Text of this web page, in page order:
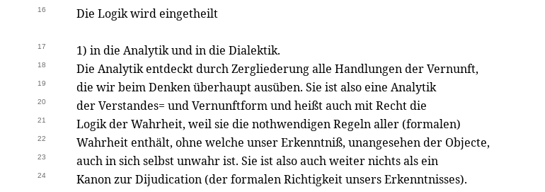
16 Die Logik wird eingetheilt
17 1) in die Analytik und in die Dialektik.
18 Die Analytik entdeckt durch Zergliederung alle Handlungen der Vernunft,
19 die wir beim Denken überhaupt ausüben. Sie ist also eine Analytik
20 der Verstandes= und Vernunftform und heißt auch mit Recht die
21 Logik der Wahrheit, weil sie die nothwendigen Regeln aller (formalen)
22 Wahrheit enthält, ohne welche unser Erkenntniß, unangesehen der Objecte,
23 auch in sich selbst unwahr ist. Sie ist also auch weiter nichts als ein
24 Kanon zur Dijudication (der formalen Richtigkeit unsers Erkenntnisses).